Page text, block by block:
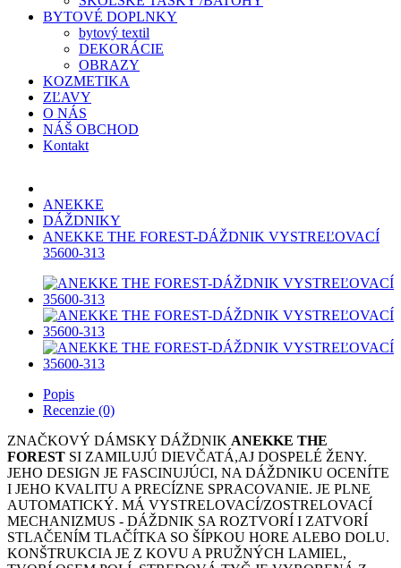
BYTOVÉ DOPLNKY
bytový textil
DEKORÁCIE
OBRAZY
KOZMETIKA
ZĽAVY
O NÁS
NÁŠ OBCHOD
Kontakt
ANEKKE
DÁŽDNIKY
ANEKKE THE FOREST-DÁŽDNIK VYSTREĽOVACÍ
35600-313
Popis
Recenzie (0)
ZNAČKOVÝ DÁMSKY DÁŽDNIK ANEKKE THE
FOREST SI ZAMILUJÚ DIEVČATÁ,AJ DOSPELÉ ŽENY.
JEHO DESIGN JE FASCINUJÚCI, NA DÁŽDNIKU OCENÍTE
I JEHO KVALITU A PRECÍZNE SPRACOVANIE. JE PLNE
AUTOMATICKÝ. MÁ VYSTRELOVACÍ/ZOSTRELOVACÍ
MECHANIZMUS - DÁŽDNIK SA ROZTVORÍ I ZATVORÍ
STLAČENÍM TLAČÍTKA SO ŠÍPKOU HORE ALEBO DOLU.
KONŠTRUKCIA JE Z KOVU A PRUŽNÝCH LAMIEL,